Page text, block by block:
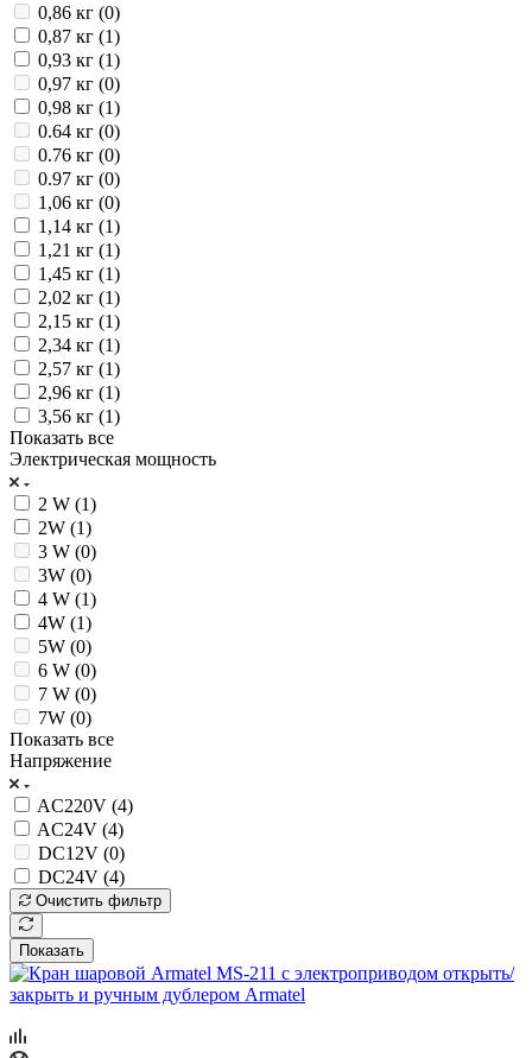
0,86 кг (0)
0,87 кг (1)
0,93 кг (1)
0,97 кг (0)
0,98 кг (1)
0.64 кг (0)
0.76 кг (0)
0.97 кг (0)
1,06 кг (0)
1,14 кг (1)
1,21 кг (1)
1,45 кг (1)
2,02 кг (1)
2,15 кг (1)
2,34 кг (1)
2,57 кг (1)
2,96 кг (1)
3,56 кг (1)
Показать все
Электрическая мощность
2 W (1)
2W (1)
3 W (0)
3W (0)
4 W (1)
4W (1)
5W (0)
6 W (0)
7 W (0)
7W (0)
Показать все
Напряжение
AC220V (4)
AC24V (4)
DC12V (0)
DC24V (4)
Очистить фильтр
Показать